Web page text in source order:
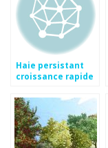
Haie persistant
croissance rapide